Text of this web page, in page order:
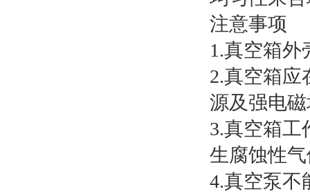
注意事项
1.真空箱外
2.真空箱应
源及强电
3.真空箱工
生腐蚀性
4.真空泵不